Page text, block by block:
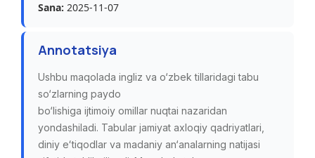
Sana: 2025-11-07
Annotatsiya
Ushbu maqolada ingliz va o‘zbek tillaridagi tabu
so‘zlarning paydo
bo‘lishiga ijtimoiy omillar nuqtai nazaridan
yondashiladi. Tabular jamiyat axloqiy qadriyatlari,
diniy eʻtiqodlar va madaniy an‘analarning natijasi